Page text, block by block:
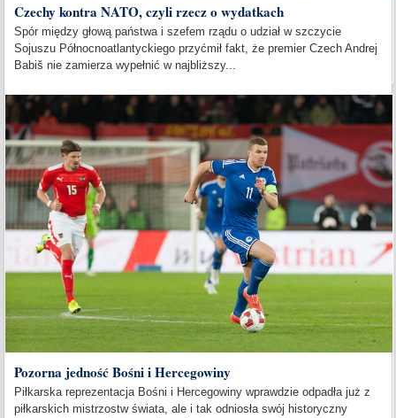
Czechy kontra NATO, czyli rzecz o wydatkach
Spór między głową państwa i szefem rządu o udział w szczycie
Sojuszu Północnoatlantyckiego przyćmił fakt, że premier Czech Andrej
Babiš nie zamierza wypełnić w najbliższy...
Pozorna jedność Bośni i Hercegowiny
Piłkarska reprezentacja Bośni i Hercegowiny wprawdzie odpadła już z
piłkarskich mistrzostw świata, ale i tak odniosła swój historyczny